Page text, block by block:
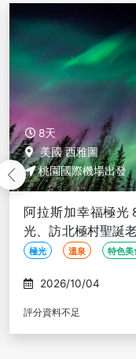
8天
美國 西雅圖
桃園國際機場出發
阿拉斯加幸福極光
光、訪北極村聖誕
加帝王蟹餐【長榮玩
極光 溫泉 特色美
2026/10/04
評分資料不足